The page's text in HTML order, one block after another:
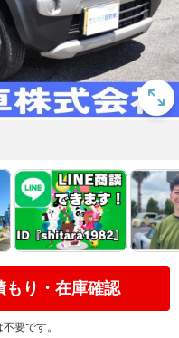
もり・在庫確認
要です。